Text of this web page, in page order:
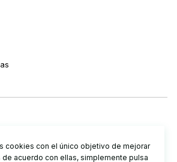
cookies con el único objetivo de mejorar
de acuerdo con ellas, simplemente pulsa